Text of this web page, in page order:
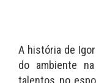
A história de
do ambiente
talentos no